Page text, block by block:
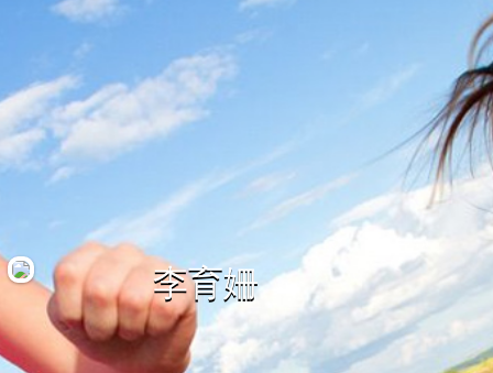
搜尋景點
好康優惠
最新留言
商家合作
李育姍